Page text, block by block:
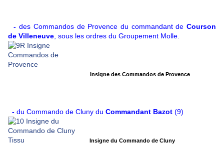
- des Commandos de Provence du commandant deCourson
de Villeneuve , sous les ordres du Groupement Molle.
Insigne des Commandos de Provence
- du Commando de Cluny du Commandant Bazot (9)
Insigne du Commando de Cluny